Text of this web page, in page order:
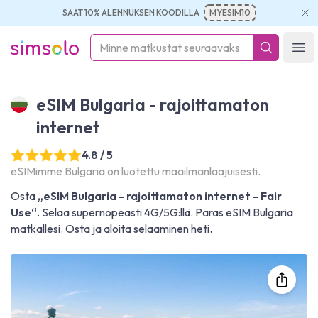
SAAT 10% ALENNUKSEN KOODILLA MYESIM10
simsolo
eSIM Bulgaria - rajoittamaton
internet
4.8 / 5
eSIMimme Bulgaria on luotettu maailmanlaajuisesti.
Osta „eSIM Bulgaria - rajoittamaton internet - Fair
Use“. Selaa supernopeasti 4G/5G:llä. Paras eSIM Bulgaria
matkallesi. Osta ja aloita selaaminen heti.